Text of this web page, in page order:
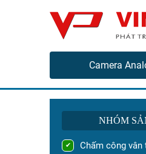
Vinh Phát Cần Thơ
Camera
NHÓM
Chấm công vân